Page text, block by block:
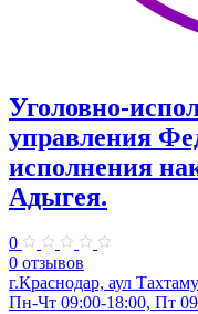
Уголовно-
управления
исполнения
Адыгея.
0
0 отзывов
г.Краснодар, аул
Пн-Чт 09:00-18:00, Пт